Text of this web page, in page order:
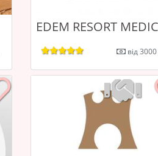
EDEM RESORT
від